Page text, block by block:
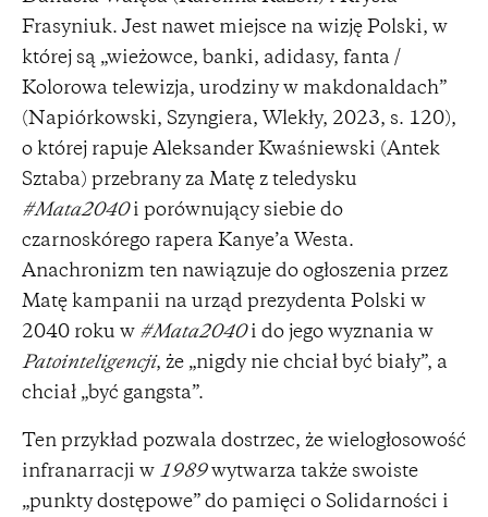
Frasyniuk. Jest nawet miejsce na wizję Polski, w
której są „wieżowce, banki, adidasy, fanta /
Kolorowa telewizja, urodziny w makdonaldach”
(Napiórkowski, Szyngiera, Wlekły, 2023, s. 120),
o której rapuje Aleksander Kwaśniewski (Antek
Sztaba) przebrany za Matę z teledysku
#Mata2040i porównujący siebie do
czarnoskórego rapera Kanye’a Westa.
Anachronizm ten nawiązuje do ogłoszenia przez
Matę kampanii na urząd prezydenta Polski w
2040 roku w #Mata2040i do jego wyznania w
Patointeligencji, że „nigdy nie chciał być biały”, a
chciał „być gangsta”.
Ten przykład pozwala dostrzec, że wielogłosowość
infranarracji w 1989wytwarza także swoiste
„punkty dostępowe” do pamięci o Solidarności i